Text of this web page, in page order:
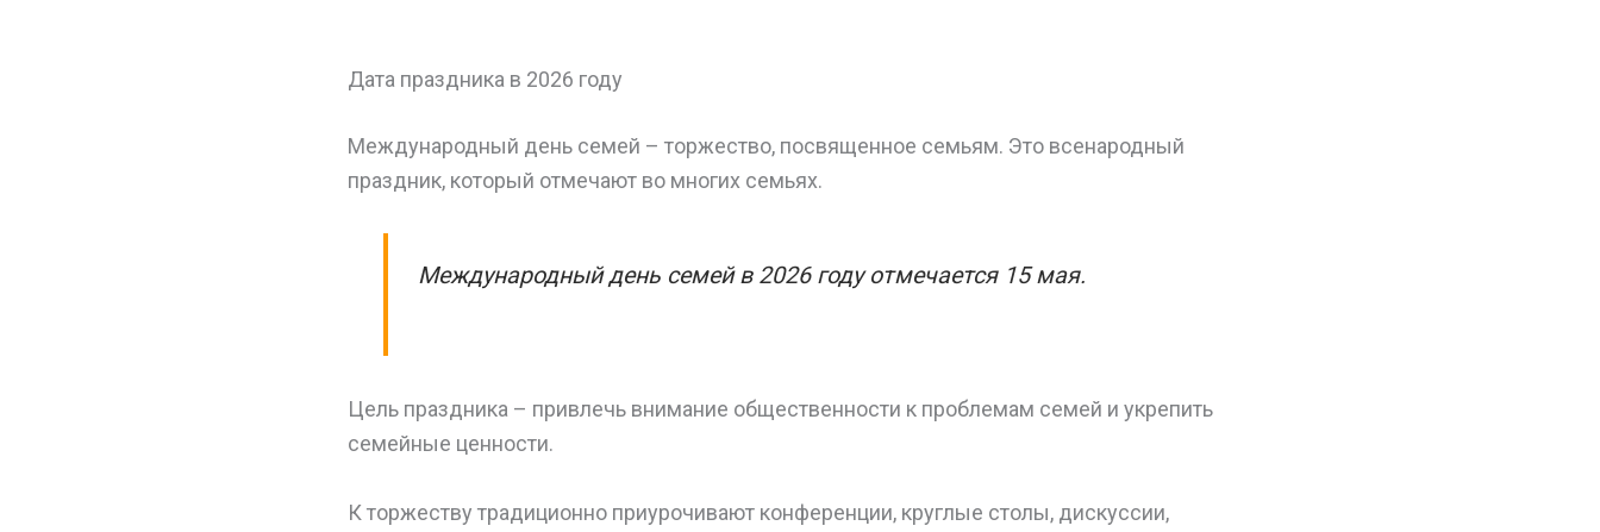
Дата праздника в 2026 году
Международный день семей – торжество, посвященное семьям. Это всенародный
праздник, который отмечают во многих семьях.
Международный день семей в 2026 году отмечается 15 мая.
Цель праздника – привлечь внимание общественности к проблемам семей и укрепить
семейные ценности.
К торжеству традиционно приурочивают конференции, круглые столы, дискуссии,